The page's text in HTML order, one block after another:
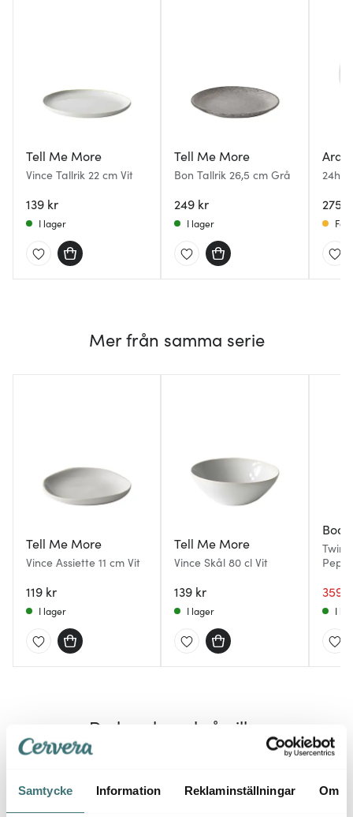
Samtycke Information Reklaminställningar Om
Tell Me More
Vince Tallrik 22 cm Vit
139 kr
I lager
Tell Me More
Bon Tallrik 26,5 cm Grå
249 kr
I lager
24h
275
Få
Mer från samma serie
Tell Me More
Vince Assiette 11 cm Vit
119 kr
I lager
Tell Me More
Vince Skål 80 cl Vit
139 kr
I lager
Twin
359
I
Du kanske också gillar